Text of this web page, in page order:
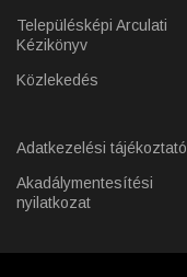
Településképi Arculati
Kézikönyv
Közlekedés
Adatkezelési tájékoztató
Akadálymentesítési
nyilatkozat